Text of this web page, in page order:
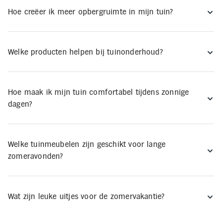
Hoe creëer ik meer opbergruimte in mijn tuin?
Welke producten helpen bij tuinonderhoud?
Hoe maak ik mijn tuin comfortabel tijdens zonnige
dagen?
Welke tuinmeubelen zijn geschikt voor lange
zomeravonden?
Wat zijn leuke uitjes voor de zomervakantie?